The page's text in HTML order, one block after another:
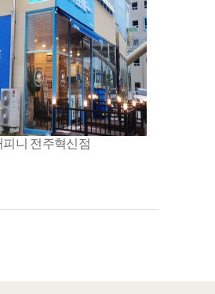
피니 전주혁신점